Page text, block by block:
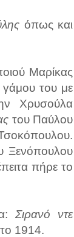
όπως και
Μαρίκας
γάμου του με
Χρυσούλα
του Παύλου
Ξενόπουλου
πήρε το
Σιρανό ντε
1914.